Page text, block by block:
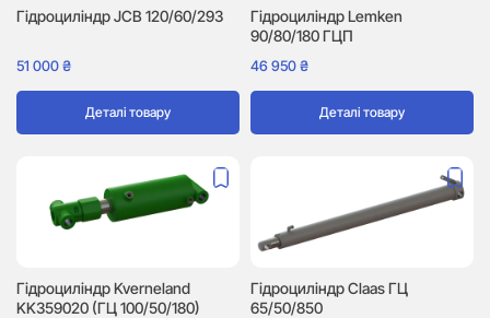
Гідроциліндр JCB 120/60/293
51 000₴
Деталі товару
Гідроциліндр Lemken
90/80/180 ГЦП
46 950₴
Деталі товару
Гідроциліндр Kverneland
KK359020 (ГЦ 100/50/180)
Гідроциліндр Claas ГЦ
65/50/850